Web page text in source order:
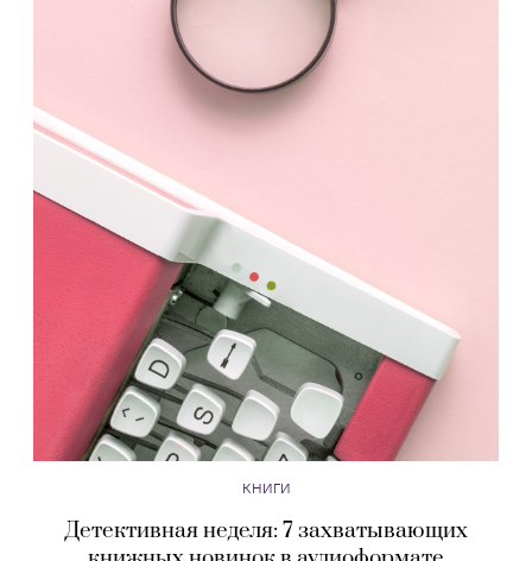
КНИГИ
Детективная неделя: 7 захватывающих